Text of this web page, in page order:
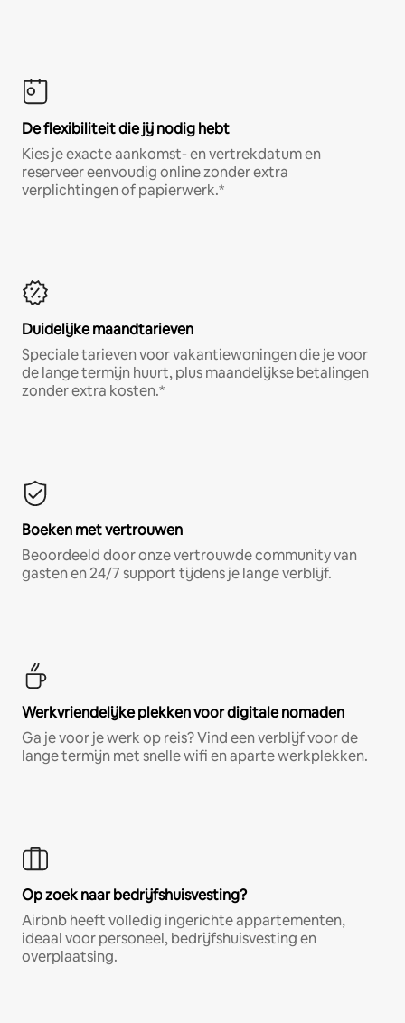
De flexibiliteit die jij nodig hebt
Kies je exacte aankomst- en vertrekdatum en
reserveer eenvoudig online zonder extra
verplichtingen of papierwerk.*
Duidelijke maandtarieven
Speciale tarieven voor vakantiewoningen die je voor
de lange termijn huurt, plus maandelijkse betalingen
zonder extra kosten.*
Boeken met vertrouwen
Beoordeeld door onze vertrouwde community van
gasten en 24/7 support tijdens je lange verblijf.
Werkvriendelijke plekken voor digitale nomaden
Ga je voor je werk op reis? Vind een verblijf voor de
lange termijn met snelle wifi en aparte werkplekken.
Op zoek naar bedrijfshuisvesting?
Airbnb heeft volledig ingerichte appartementen,
ideaal voor personeel, bedrijfshuisvesting en
overplaatsing.